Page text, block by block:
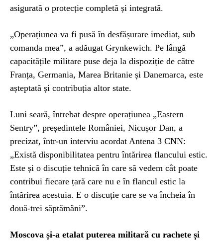
asigurată o protecție completă și integrată.
„Operațiunea va fi pusă în desfășurare imediat, sub
comanda mea”, a adăugat Grynkewich. Pe lângă
capacitățile militare puse deja la dispoziție de către
Franța, Germania, Marea Britanie și Danemarca, este
așteptată și contribuția altor state.
Luni seară, întrebat despre operațiunea „Eastern
Sentry”, președintele României, Nicușor Dan, a
precizat, într-un interviu acordat Antena 3 CNN:
„Există disponibilitatea pentru întărirea flancului estic.
Este și o discuție tehnică în care să vedem cât poate
contribui fiecare țară care nu e în flancul estic la
întărirea acestuia. E o discuție care se va încheia în
două-trei săptămâni”.
Moscova și-a etalat puterea militară cu rachete și